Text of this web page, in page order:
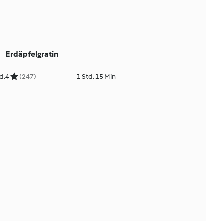
Erdäpfelgratin
4 (247) 1 Std. 15 Min